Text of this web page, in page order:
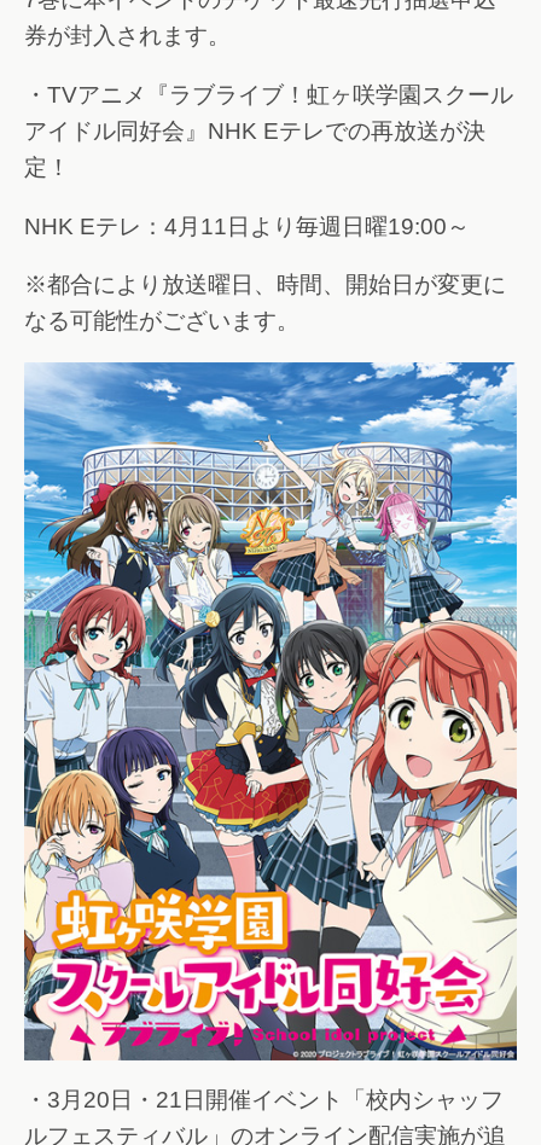
券が封入されます。
・TVアニメ『ラブライブ！虹ヶ咲学園スクール
アイドル同好会』NHK Eテレでの再放送が決
定！
NHK Eテレ：4月11日より毎週日曜19:00～
※都合により放送曜日、時間、開始日が変更に
なる可能性がございます。
・3月20日・21日開催イベント「校内シャッフ
ルフェスティバル」のオンライン配信実施が追